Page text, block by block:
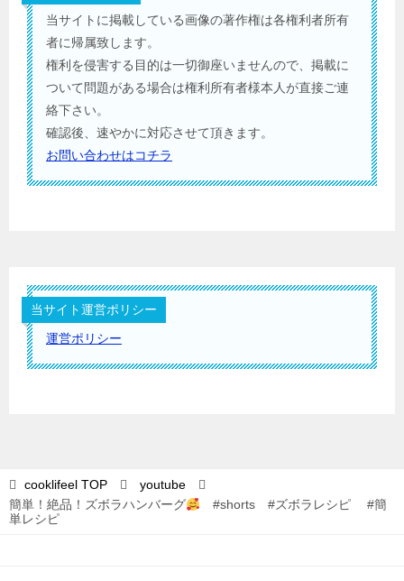
当サイトに掲載している画像の著作権は各権利者所有
者に帰属致します。
権利を侵害する目的は一切御座いませんので、掲載に
ついて問題がある場合は権利所有者様本人が直接ご連
絡下さい。
確認後、速やかに対応させて頂きます。
お問い合わせはコチラ
当サイト運営ポリシー
運営ポリシー
cooklifeel TOP
youtube
簡単！絶品！ズボラハンバーグ
#shorts #ズボラレシピ #簡
単レシピ